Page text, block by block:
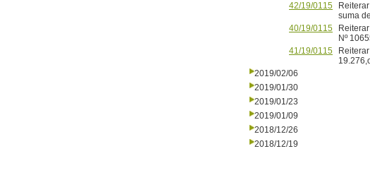
42/19/0115
suma
40/19/0115
Nº
41/19/0115
2019/02/06
2019/01/30
2019/01/23
2019/01/09
2018/12/26
2018/12/19